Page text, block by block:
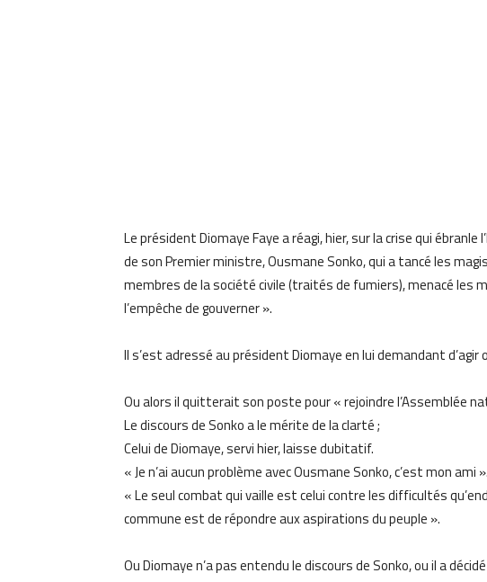
Le président Diomaye Faye a réagi, hier, sur la crise qui
de son Premier ministre, Ousmane Sonko, qui a tancé les
membres de la société civile (traités de fumiers), menacé les
l’empêche de gouverner ».
Il s’est adressé au président Diomaye en lui demandant d’agir
Ou alors il quitterait son poste pour « rejoindre l’Assemblée
Le discours de Sonko a le mérite de la clarté ;
Celui de Diomaye, servi hier, laisse dubitatif.
« Je n’ai aucun problème avec Ousmane Sonko, c’est mon ami ».
« Le seul combat qui vaille est celui contre les difficultés
commune est de répondre aux aspirations du peuple ».
Ou Diomaye n’a pas entendu le discours de Sonko, ou il a